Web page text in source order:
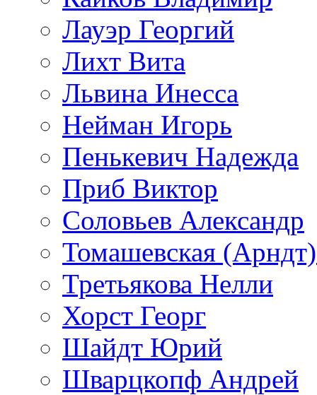
Лауэр Георгий
Лихт Вита
Львина Инесса
Нейман Игорь
Пенькевич Надежда
Приб Виктор
Соловьев Александр
Томашевская
Третьякова Нелли
Хорст Георг
Шайдт Юрий
Шварцкопф Андрей